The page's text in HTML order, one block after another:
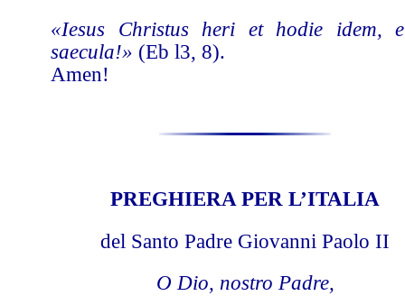
«Iesus Christus heri et hodie idem,
saecula!» (Eb l3, 8).
Amen!
PREGHIERA PER L’ITALIA
del Santo Padre Giovanni Paolo II
O Dio, nostro Padre,